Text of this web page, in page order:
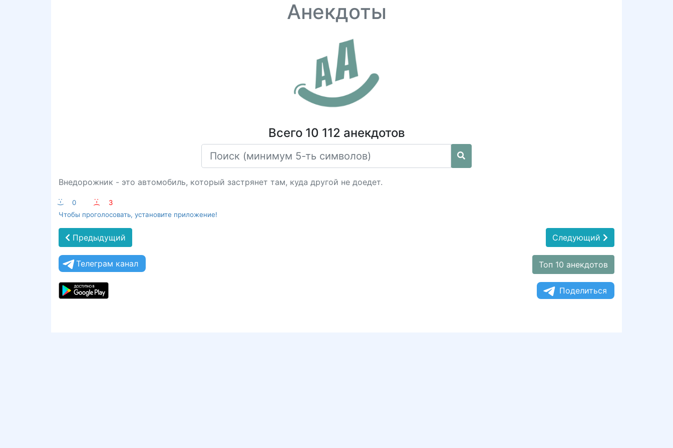
Анекдоты
Всего 10 112 анекдотов
Внедорожник - это автомобиль, который застрянет там, куда другой не доедет.
:-) 0 :-(
3
Чтобы проголосовать, установите приложение!
Предыдущий Следующий
Телеграм канал Топ 10 анекдотов
Поделиться